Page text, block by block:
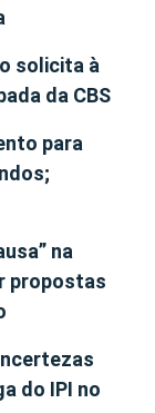
solicita à
da CBS
para
na
propostas
do IPI no